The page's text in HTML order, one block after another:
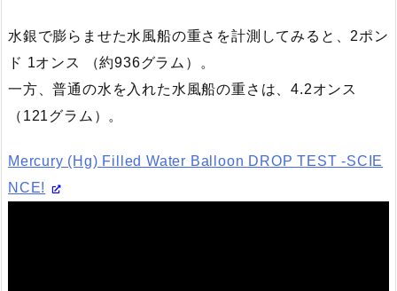
水銀で膨らませた水風船の重さを計測してみると、2ポン
ド 1オンス （約936グラム）。
一方、普通の水を入れた水風船の重さは、4.2オンス
（121グラム）。
Mercury (Hg) Filled Water Balloon DROP TEST -SCIE
NCE!